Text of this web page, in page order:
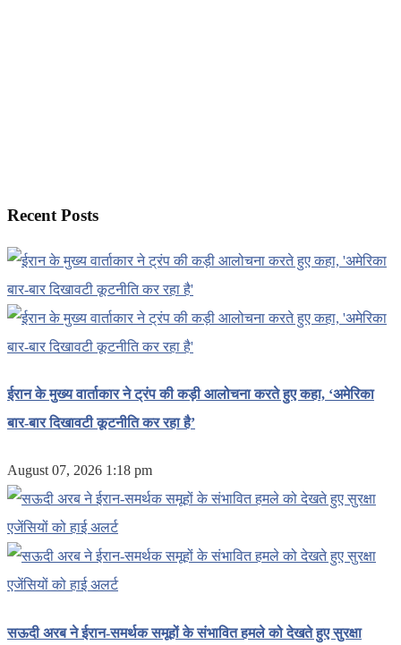
Recent Posts
ईरान के मुख्य वार्ताकार ने ट्रंप की कड़ी आलोचना करते हुए कहा, ‘अमेरिका
बार-बार दिखावटी कूटनीति कर रहा है’
August 07, 2026 1:18 pm
सऊदी अरब ने ईरान-समर्थक समूहों के संभावित हमले को देखते हुए सुरक्षा